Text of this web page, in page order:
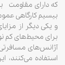
که دارای مقاومت
بیسیم کارگاهی
و یکی دیگر از
برای محیط‌های کم
آژانس‌های
استفاده می‌کنند،